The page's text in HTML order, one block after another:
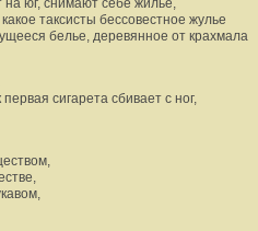
юг, снимают себе жилье,
таксисты бессовестное жулье
белье, деревянное от крахмала
сигарета сбивает с ног,